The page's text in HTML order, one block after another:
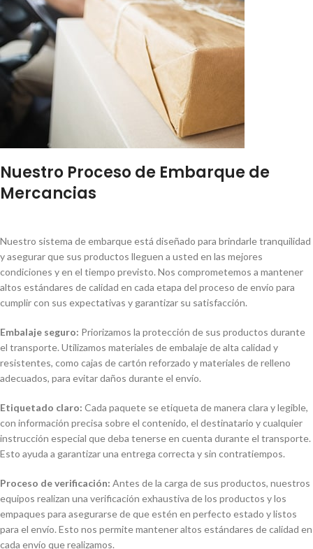
Nuestro Proceso de Embarque de
Mercancias
Nuestro sistema de embarque está diseñado para brindarle tranquilidad
y asegurar que sus productos lleguen a usted en las mejores
condiciones y en el tiempo previsto. Nos comprometemos a mantener
altos estándares de calidad en cada etapa del proceso de envío para
cumplir con sus expectativas y garantizar su satisfacción.
Embalaje seguro: Priorizamos la protección de sus productos durante
el transporte. Utilizamos materiales de embalaje de alta calidad y
resistentes, como cajas de cartón reforzado y materiales de relleno
adecuados, para evitar daños durante el envío.
Etiquetado claro: Cada paquete se etiqueta de manera clara y legible,
con información precisa sobre el contenido, el destinatario y cualquier
instrucción especial que deba tenerse en cuenta durante el transporte.
Esto ayuda a garantizar una entrega correcta y sin contratiempos.
Proceso de verificación: Antes de la carga de sus productos, nuestros
equipos realizan una verificación exhaustiva de los productos y los
empaques para asegurarse de que estén en perfecto estado y listos
para el envío. Esto nos permite mantener altos estándares de calidad en
cada envío que realizamos.